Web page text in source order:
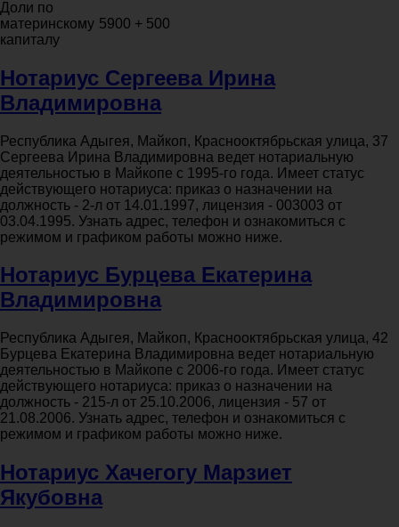
Доли по
материнскому
капиталу
5900 + 500
Нотариус Сергеева Ирина
Владимировна
Республика Адыгея, Майкоп, Краснооктябрьская улица, 37
Сергеева Ирина Владимировна ведет нотариальную
деятельностью в Майкопе с 1995-го года. Имеет статус
действующего нотариуса: приказ о назначении на
должность - 2-л от 14.01.1997, лицензия - 003003 от
03.04.1995. Узнать адрес, телефон и ознакомиться с
режимом и графиком работы можно ниже.
Нотариус Бурцева Екатерина
Владимировна
Республика Адыгея, Майкоп, Краснооктябрьская улица, 42
Бурцева Екатерина Владимировна ведет нотариальную
деятельностью в Майкопе с 2006-го года. Имеет статус
действующего нотариуса: приказ о назначении на
должность - 215-л от 25.10.2006, лицензия - 57 от
21.08.2006. Узнать адрес, телефон и ознакомиться с
режимом и графиком работы можно ниже.
Нотариус Хачегогу Марзиет
Якубовна